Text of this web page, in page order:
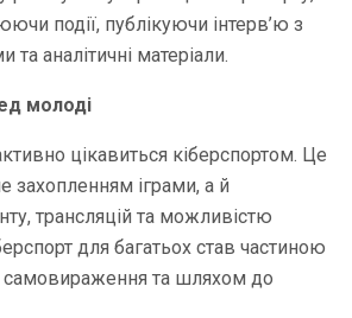
події, публікуючи інтерв’ю з
та аналітичні матеріали.
молоді
цікавиться кіберспортом. Це
іграми, а й
трансляцій та можливістю
для багатьох став частиною
та шляхом до